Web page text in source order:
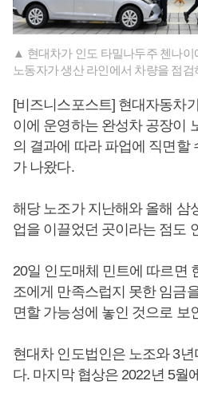
▲ 현대차가 인도 타밀나두주 첸나이
노동자가 생산 라인에서 차량을 점
[비즈니스포스트] 현대자동차
이에 운영하는 완성차 공장이
의 결과에 따라 파업에 직면할
가 나왔다.
해당 노조가 지난해와 올해 삼
업을 이끌었던 곳이라는 점도
20일 인도매체 민트에 따르면
조에게 만족스럽지 못한 임금
면할 가능성에 놓인 것으로 보
현대차 인도법인은 노조와 3
다. 마지막 협상은 2022년 5월